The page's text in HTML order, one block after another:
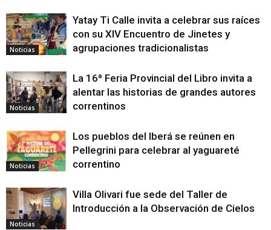
Noticias
Yatay Ti Calle invita a celebrar sus raíces
con su XIV Encuentro de Jinetes y
agrupaciones tradicionalistas
Noticias
La 16ª Feria Provincial del Libro invita a
alentar las historias de grandes autores
correntinos
Noticias
Los pueblos del Iberá se reúnen en
Pellegrini para celebrar al yaguareté
correntino
Noticias
Villa Olivari fue sede del Taller de
Introducción a la Observación de Cielos